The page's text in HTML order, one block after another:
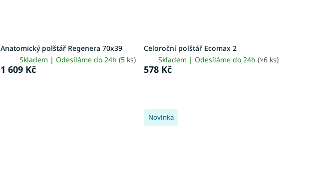
Anatomický polštář Regenera 70x39
Skladem | Odesíláme do 24h (5 ks)
1 609 Kč
Celoroční polštář Ecomax 2
Skladem | Odesíláme do 24h (>6 ks)
578 Kč
Novinka